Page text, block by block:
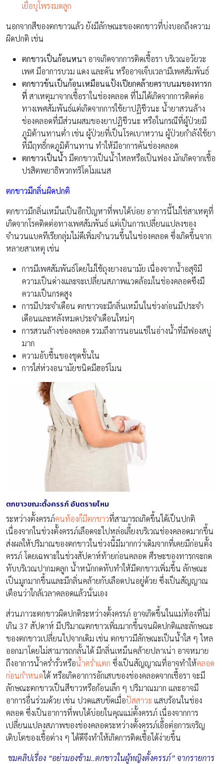
เยื่อบุโพรงมดลูก
นอกจากสีของตกขาวแล้ว ยังมีลักษณะของตกขาวที่บ่งบอกถึงความ
ผิดปกติ เช่น
ตกขาวเป็นก้อนหนา อาจเกิดจากการติดเชื้อรา บริเวณอวัยวะ
เพศ มีอาการบวม แดง และคัน หรืออาจเจ็บเวลามีเพศสัมพันธ์
ตกขาวข้นเป็นก้อนเหมือนแป้งเปียกคล้ายคราบนมของทารก
ที่ สาเหตุมาจากเชื้อราในช่องคลอด ที่ไม่ได้เกิดจากการติดต่อ
ทางเพศสัมพันธ์แต่เกิดจากการใช้ยาปฏิชีวนะ น้ำยาสวนล้าง
ช่องคลอดที่มีส่วนผสมของยาปฏิชีวนะ หรือในกรณีที่ผู้ป่วยมี
ภูมิต้านทานต่ำ เช่น ผู้ป่วยที่เป็นโรคเบาหวาน ผู้ป่วยกำลังใช้ยา
ที่มีฤทธิ์กดภูมิต้านทาน ทำให้มีอาการคันช่องคลอด
ตกขาวเป็นน้ำ มีตกขาวเป็นน้ำไหลหรือเป็นฟอง มักเกิดจากเชื้อ
ปรสิตพยาธิพวกทริโคโมแนส
ตกขาวมีกลิ่นผิดปกติ
ตกขาวมีกลิ่นเหม็นเป็นอีกปัญหาที่พบได้บ่อย อาการนี้ไม่ใช่สาเหตุที่
เกิดจากโรคติดต่อทางเพศสัมพันธ์ แต่เป็นการเปลี่ยนแปลงของ
จำนวนแบคทีเรียกลุ่มไม่ดีเพิ่มจำนวนขึ้นในช่องคลอด ซึ่งเกิดขึ้นจาก
หลายสาเหตุ เช่น
การมีเพศสัมพันธ์โดยไม่ใช้ถุงยางอนามัย เนื่องจากน้ำอสุจิมี
ความเป็นด่างและจะเปลี่ยนสภาพแวดล้อมในช่องคลอดซึงมี
ความเป็นกรดสูง
การมีประจำเดือน ตกขาวจะมีกลิ่นเหม็นในช่วงก่อนมีประจำ
เดือนและหลังหมดประจำเดือนใหม่ๆ
การสวนล้างช่องคลอด รวมถึงการนอนแช่ในอ่างน้ำที่มีฟองสบู่
มาก
ความอับชื้นของชุดชั้นใน
การใส่ห่วงอนามัยชนิดมีฮอร์โมน
ตกขาวขณะตั้งครรภ์ อันตรายไหม
ระหว่างตั้งครรภ์คนท้องก็มีตกขาวที่สามารถเกิดขึ้นได้เป็นปกติ
เนื่องจากในช่วงตั้งครรภ์เลือดจะไปหล่อเลี้ยงบริเวณช่องคลอดมากขึ้น
ส่งผลให้ปริมาณของตกขาวในช่วงนี้มีมากกว่าเดิมจากที่เคยมีก่อนตั้ง
ครรภ์ โดยเฉพาะในช่วงสัปดาห์ท้ายก่อนคลอด ศีรษะของทารกจะกด
ทับบริเวณปากมดลูก น้ำหนักกดทับทำให้มีตกขาวเพิ่มขึ้น ลักษณะ
เป็นมูกมากขึ้นและมีกลิ่นคล้ายกับเลือดปนอยู่ด้วย ซึ่งเป็นสัญญาณ
เตือนว่าใกล้เวลาคลอดแล้วนั่นเอง
ส่วนภาวะตกขาวผิดปกติระหว่างตั้งครรภ์ อาจเกิดขึ้นในแม่ท้องที่ไม่
เกิน 37 สัปดาห์ มีปริมาณตกขาวเพิ่มมากขึ้นจนผิดปกติและลักษณะ
ของตกขาวเปลี่ยนไปจากเดิม เช่น ตกขาวมีลักษณะเป็นน้ำใส ๆ ไหล
ออกมาโดยไม่สามารถกลั้นได้ มีกลิ่นเหม็นคล้ายปลาเน่า อาจหมาย
ถึงอาการน้ำคร่ำรั่วหรือน้ำคร่ำแตก ซึ่งเป็นสัญญาณที่อาจทำให้คลอด
ก่อนกำหนดได้ หรือเกิดอาการอักเสบของช่องคลอดจากเชื้อรา จะมี
ลักษณะตกขาวเป็นสีขาวหรือก้อนเล็ก ๆ ปริมาณมาก และอาจมี
อาการอื่นร่วมด้วย เช่น ปวดแสบขัดเมื่อปัสสาวะ แสบร้อนในช่อง
คลอด ซึ่งเป็นอาการที่พบได้บ่อยในคุณแม่ตั้งครรภ์ เนื่องจากการ
เปลี่ยนแปลงสภาพของช่องคลอดระหว่างตั้งครรภ์เอื้อต่อการเจริญ
เติบโตของเชื้อต่าง ๆ ได้ดีจึงทำให้เกิดการติดเชื้อได้ง่ายขึ้น
ชมคลิปเรื่อง “อย่ามองข้าม..ตกขาวในผู้หญิงตั้งครรภ์” จากรายการ